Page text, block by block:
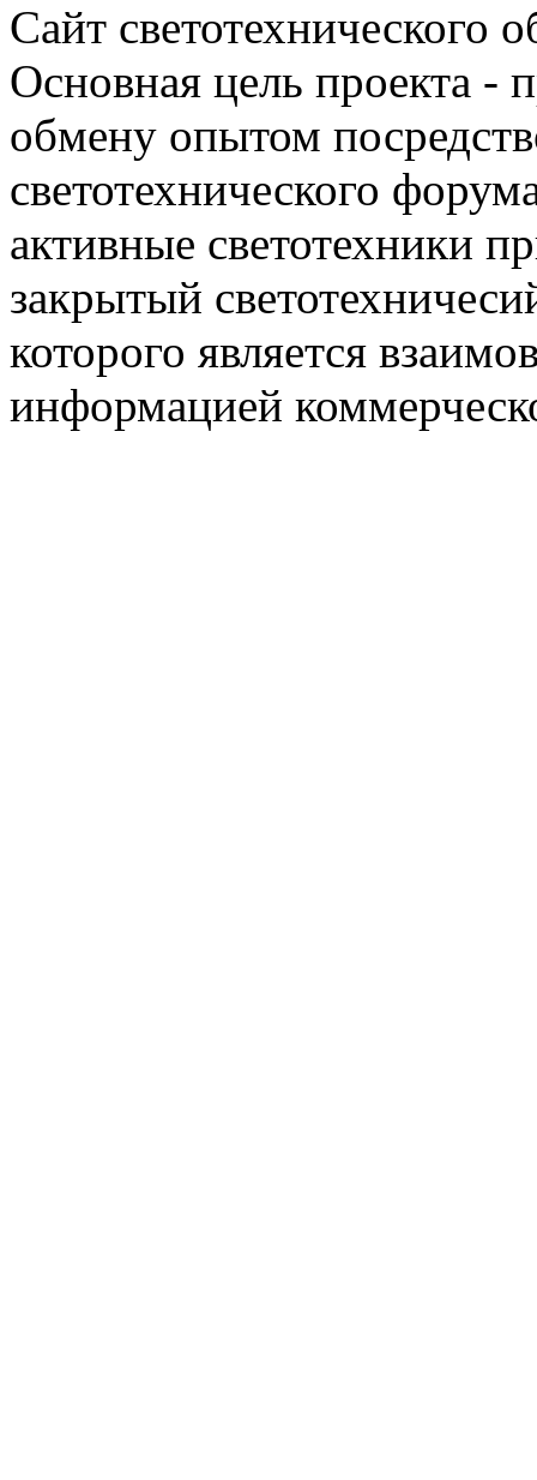
Сайт светотехнического
Основная цель проекта -
обмену опытом
светотехнического
активные светотехники
закрытый
которого является
информацией